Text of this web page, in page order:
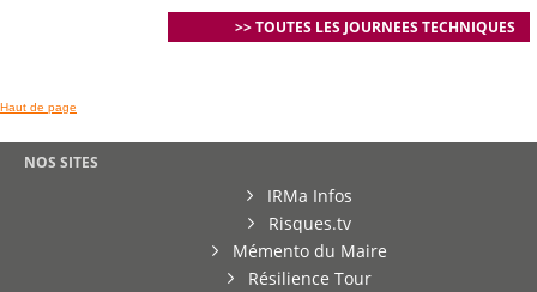
>> TOUTES LES JOURNEES TECHNIQUES
Haut de page
NOS SITES
IRMa Infos
Risques.tv
Mémento du Maire
Résilience Tour